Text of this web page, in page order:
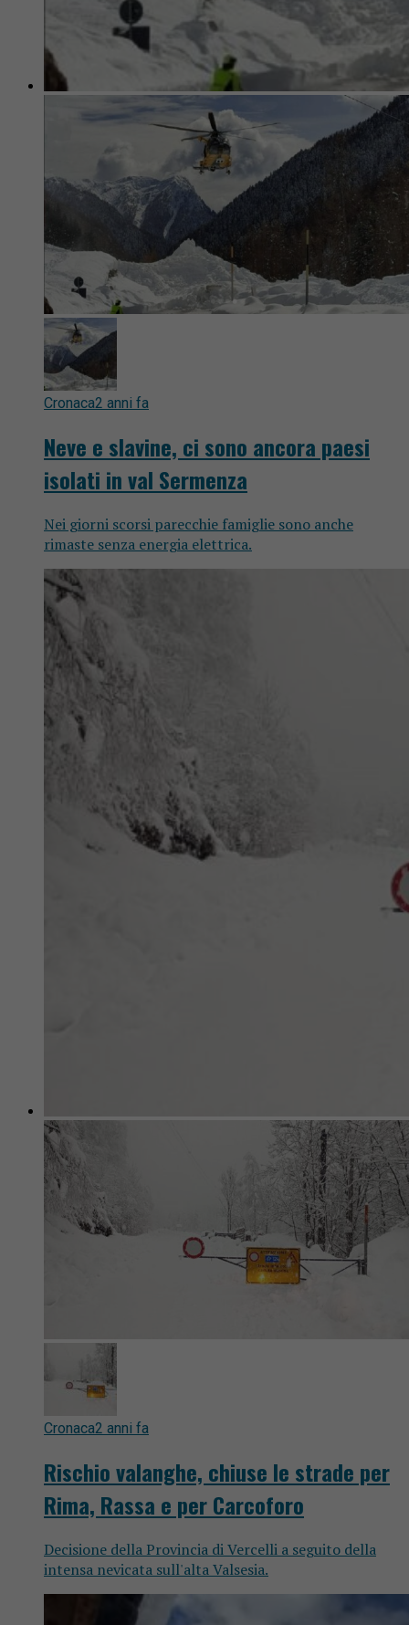
Cronaca2 anni fa
Neve e slavine, ci sono ancora paesi
isolati in val Sermenza
Nei giorni scorsi parecchie famiglie sono anche
rimaste senza energia elettrica.
Cronaca2 anni fa
Rischio valanghe, chiuse le strade per
Rima, Rassa e per Carcoforo
Decisione della Provincia di Vercelli a seguito della
intensa nevicata sull'alta Valsesia.